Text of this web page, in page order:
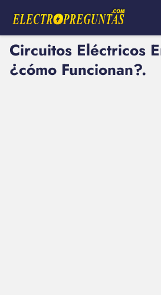
Circuitos Eléctricos
¿cómo Funcionan?.